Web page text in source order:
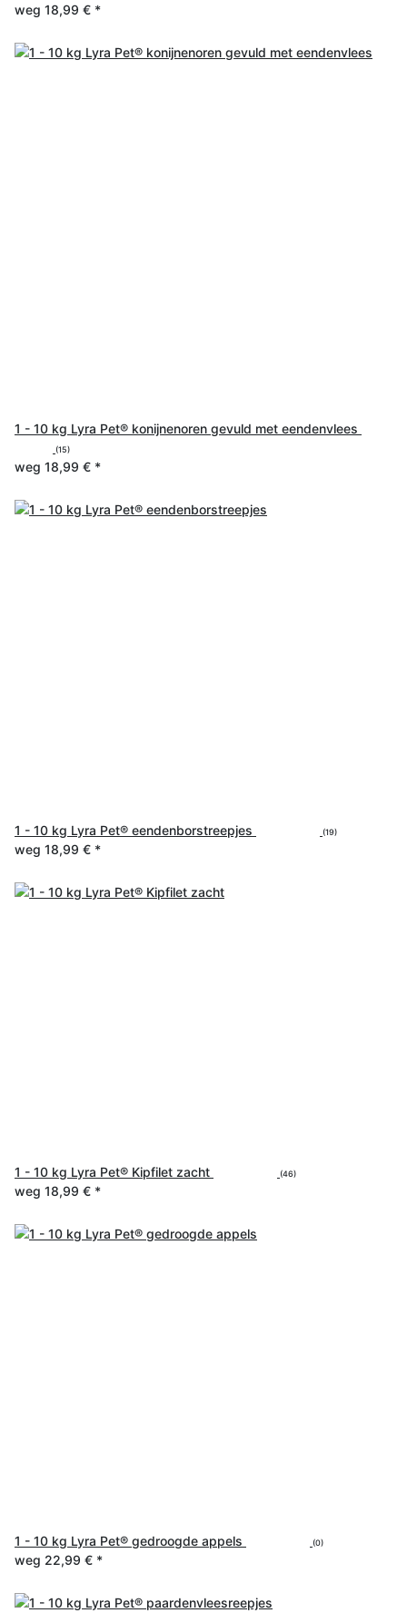
weg 18,99 € *
1 - 10 kg Lyra Pet® konijnenoren gevuld met eendenvlees
(15)
weg 18,99 € *
1 - 10 kg Lyra Pet® eendenborstreepjes (19)
weg 18,99 € *
1 - 10 kg Lyra Pet® Kipfilet zacht (46)
weg 18,99 € *
1 - 10 kg Lyra Pet® gedroogde appels (0)
weg 22,99 € *